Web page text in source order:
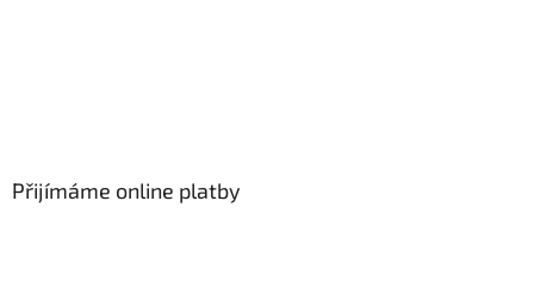
Přijímáme online platby